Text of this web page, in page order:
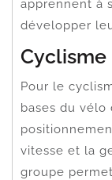
apprennent à
développer
Cyclisme
Pour le
bases du vélo
vitesse et la
groupe